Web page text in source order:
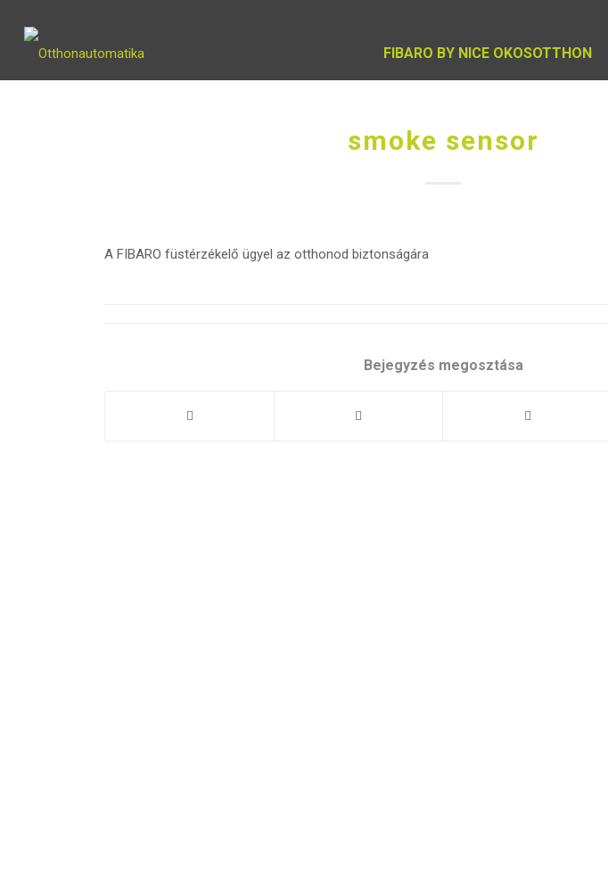
FIBARO BY NICE OKOSOTTHON
smoke sensor
A FIBARO füstérzékelő ügyel az otthonod biztonságára
Bejegyzés megosztása